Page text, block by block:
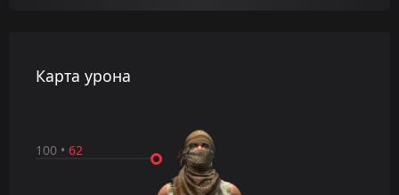
Карта урона
100 • 62